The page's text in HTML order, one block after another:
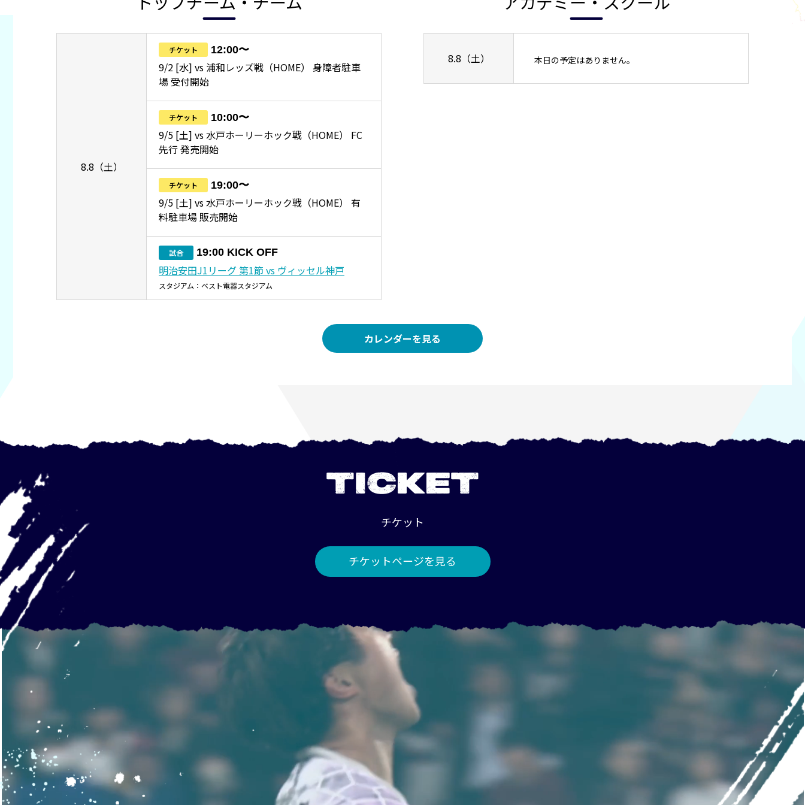
8.8（土）
チケット 12:00〜
9/2 [水] vs 浦和レッズ戦（HOME） 身障者駐車
場 受付開始
チケット 10:00〜
9/5 [土] vs 水戸ホーリーホック戦（HOME） FC
先行 発売開始
チケット 19:00〜
9/5 [土] vs 水戸ホーリーホック戦（HOME） 有
料駐車場 販売開始
試合 19:00 KICK OFF
明治安田J1リーグ 第1節 vs ヴィッセル神戸
スタジアム：ベスト電器スタジアム
8.8（土） 本日の予定はありません。
カレンダーを見る
TICKET
チケット
チケットページを見る